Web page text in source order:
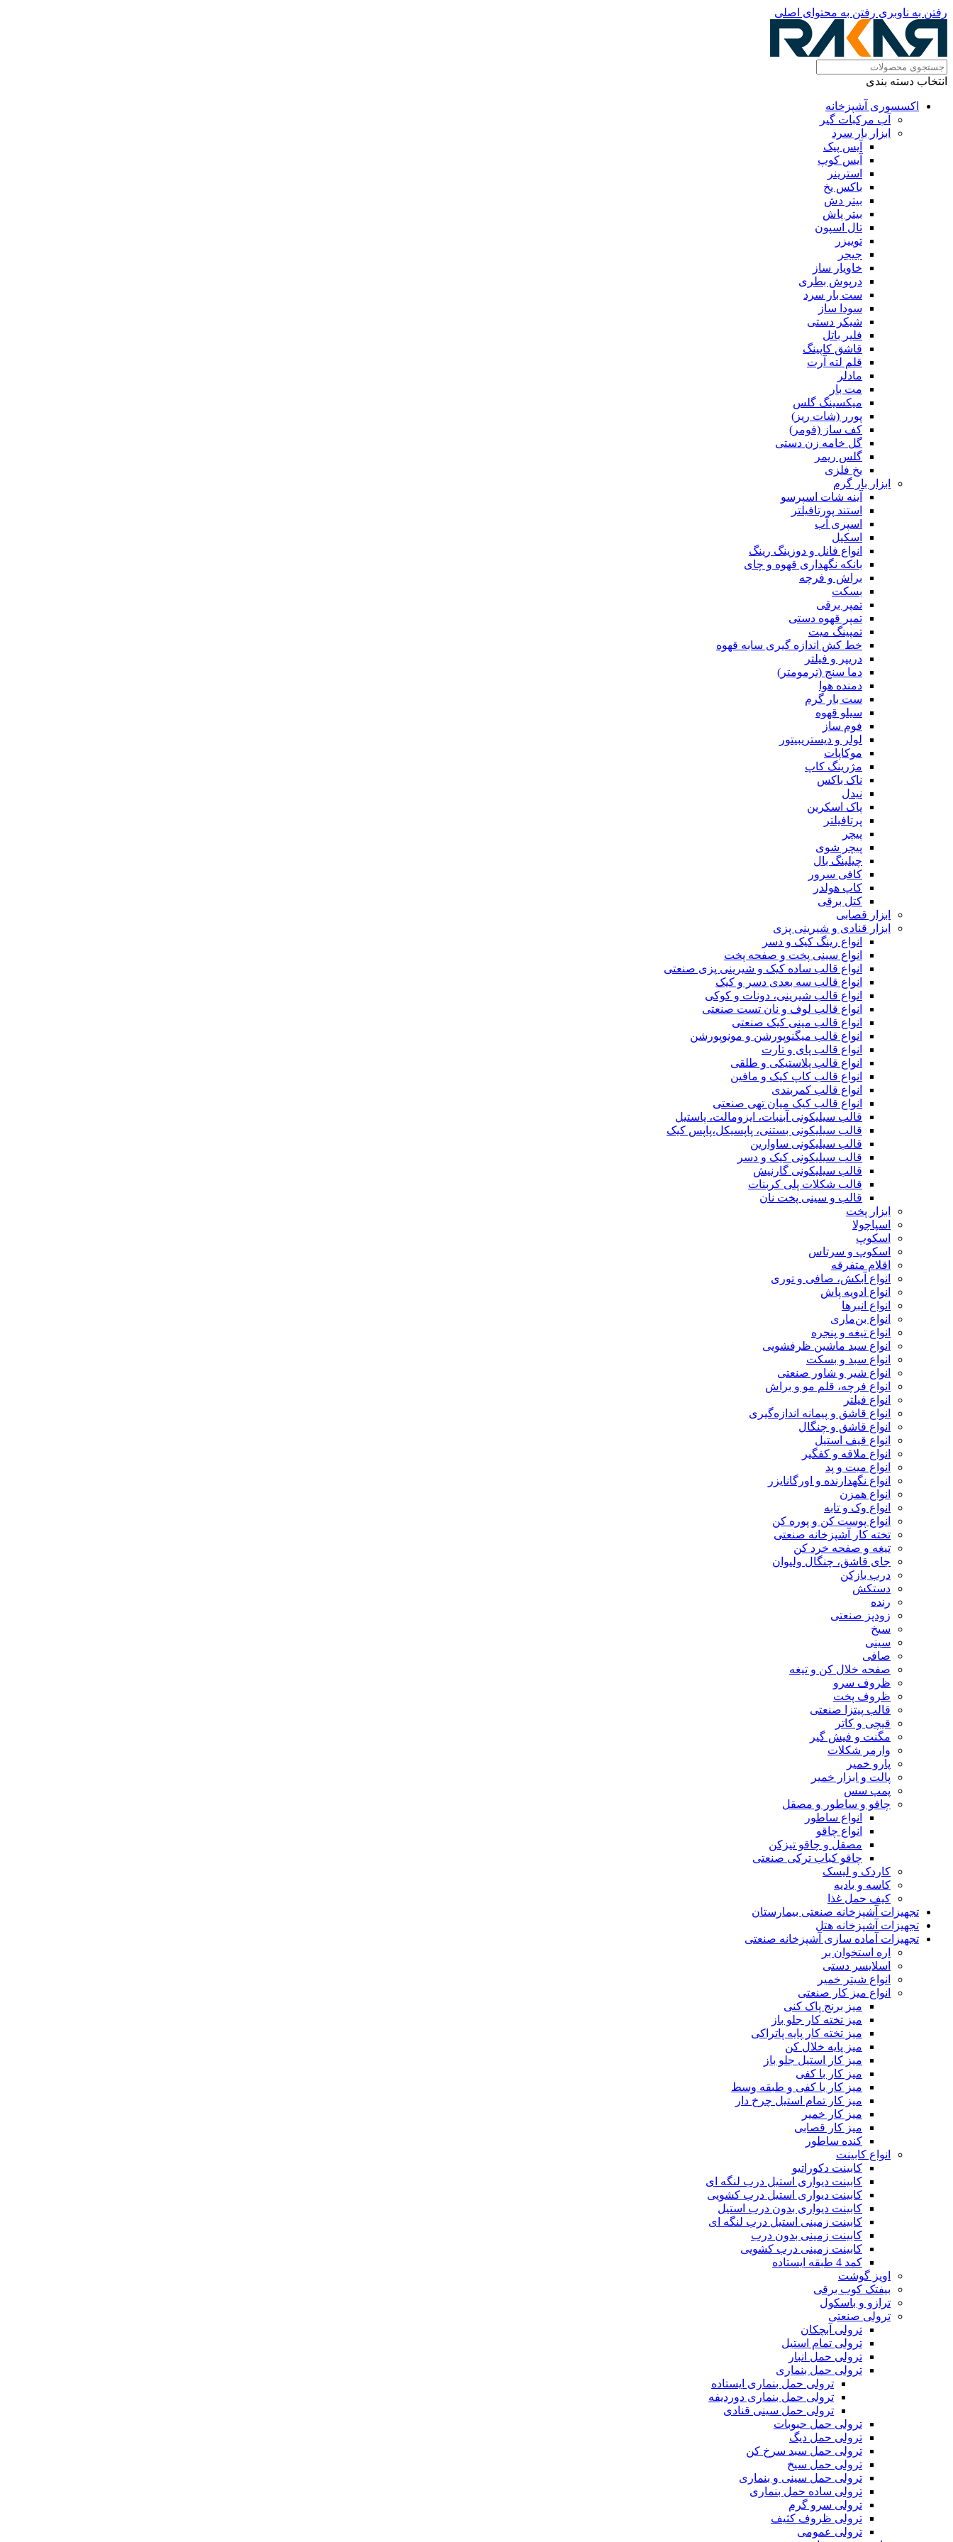
رفتن به ناوبری رفتن به محتوای اصلی
انتخاب دسته بندی
اکسسوری آشپزخانه
آب مرکبات گیر
ابزار بار سرد
آیس پیک
آیس کوپ
استرینر
باکس یخ
بیتر دش
بیتر پاش
تال اسپون
توییزر
جیجر
خاویار ساز
درپوش بطری
ست بار سرد
سودا ساز
شیکر دستی
فلیر باتل
قاشق کاپینگ
قلم لته آرت
مادلر
مت بار
میکسینگ گلس
پورر (شات ریز)
کف ساز (فومر)
گل خامه زن دستی
گلس ریمر
یخ فلزی
ابزار بار گرم
آینه شات اسپرسو
استند پورتافیلتر
اسپری آب
اسکیل
انواع فانل و دوزینگ رینگ
بانکه نگهداری قهوه و چای
براش و فرچه
بسکت
تمپر برقی
تمپر قهوه دستی
تمپینگ میت
خط کش اندازه گیری سابه قهوه
دریپر و فیلتر
دما سنج (ترمومتر)
دمنده هوا
ست بار گرم
سیلو قهوه
فوم ساز
لولر و دیستریبیتور
موکاپات
مژرینگ کاپ
ناک باکس
نیدل
پاک اسکرین
پرتافیلتر
پیچر
پیچر شوی
چیلینگ بال
کافی سرور
کاپ هولدر
کتل برقی
ابزار قصابی
ابزار قنادی و شیرینی پزی
انواع رینگ کیک و دسر
انواع سینی پخت و صفحه پخت
انواع قالب ساده کیک و شیرینی‌ پزی صنعتی
انواع قالب سه بعدی دسر و کیک
انواع قالب شیرینی، دونات و کوکی
انواع قالب لوف و نان تست صنعتی
انواع قالب مینی کیک صنعتی
انواع قالب میگنوپورشن و مونوپورشن
انواع قالب پای و تارت
انواع قالب پلاستیکی و طلقی
انواع قالب کاپ کیک و مافین
انواع قالب کمربندی
انواع قالب کیک میان تهی صنعتی
قالب سیلیکونی آبنبات، ایزومالت، پاستیل
قالب سیلیکونی بستنی، پاپسیکل،پاپس کیک
قالب سیلیکونی ساوارین
قالب سیلیکونی کیک و دسر
قالب سیلیکونی گارنیش
قالب شکلات پلی کربنات
قالب و سینی پخت نان
ابزار پخت
اسپاچولا
اسکوپ
اسکوپ و سرتاس
اقلام متفرقه
انواع آبکش، صافی و توری
انواع ادویه پاش
انواع انبرها
انواع بن‌ماری
انواع تیغه و پنجره
انواع سبد ماشین ظرفشویی
انواع سبد و بسکت
انواع شیر و شاور صنعتی
انواع فرچه، قلم مو و براش
انواع فیلتر
انواع قاشق و پیمانه اندازه‌گیری
انواع قاشق و چنگال
انواع قیف استیل
انواع ملاقه و کفگیر
انواع میت و پد
انواع نگهدارنده و اورگانایزر
انواع همزن
انواع وک و تابه
انواع پوست کن و پوره کن
تخته کار آشپزخانه صنعتی
تیغه و صفحه خرد کن
جای قاشق، چنگال ولیوان
درب بازکن
دستکش
رنده
زودپز صنعتی
سیخ
سینی
صافی
صفحه خلال کن و تیغه
ظروف سرو
ظروف پخت
قالب پیتزا صنعتی
قیچی و کاتر
مگنت و فیش گیر
وارمر شکلات
پارو خمیر
پالت و ابزار خمیر
پمپ سس
چاقو و ساطور و مصقل
انواع ساطور
انواع چاقو
مصقل و چاقو تیزکن
چاقو کباب ترکی صنعتی
کاردک و لیسک
کاسه و بادیه
کیف حمل غذا
تجهیزات آشپزخانه صنعتی بیمارستان
تجهیزات آشپزخانه هتل
تجهیزات آماده سازی آشپزخانه صنعتی
اره استخوان بر
اسلایسر دستی
انواع شیتر خمیر
انواع میز کار صنعتی
میز برنج پاک کنی
میز تخته کار جلو باز
میز تخته کار پایه پاتراکی
میز پایه خلال کن
میز کار استیل جلو باز
میز کار با کفی
میز کار با کفی و طبقه وسط
میز کار تمام استیل چرخ دار
میز کار خمیر
میز کار قصابی
کنده ساطور
انواع کابینت
کابینت دکوراتیو
کابینت دیواری استیل درب لنگه ای
کابینت دیواری استیل درب کشویی
کابینت دیواری بدون درب استیل
کابینت زمینی استیل درب لنگه ای
کابینت زمینی بدون درب
کابینت زمینی درب کشویی
کمد 4 طبقه ایستاده
اویز گوشت
بیفتک کوب برقی
ترازو و باسکول
ترولی صنعتی
ترولی آبچکان
ترولی تمام استیل
ترولی حمل انبار
ترولی حمل بنماری
ترولی حمل بنماری ایستاده
ترولی حمل بنماری دوردیفه
ترولی حمل سینی قنادی
ترولی حمل حبوبات
ترولی حمل دیگ
ترولی حمل سبد سرخ کن
ترولی حمل سیخ
ترولی حمل سینی و بنماری
ترولی ساده حمل بنماری
ترولی سرو گرم
ترولی ظروف کثیف
ترولی عمومی